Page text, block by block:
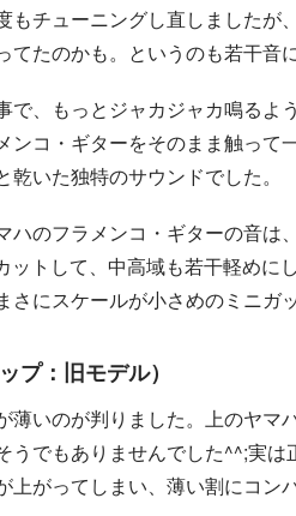
もチューニングし直しました
てたのかも。というのも若干
で、もっとジャカジャカ鳴る
ンコ・ギターをそのまま触っ
いた独特のサウンドでした。
ハのフラメンコ・ギターの音
ットして、中高域も若干軽めに
さにスケールが小さめのミニガ
プ：旧モデル）
薄いのが判りました。上のヤ
うでもありませんでした^^;実
がってしまい、薄い割にコン